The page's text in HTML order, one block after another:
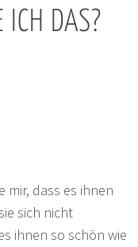
ICH DAS?
mir, dass es ihnen
sich nicht
ihnen so schön wie